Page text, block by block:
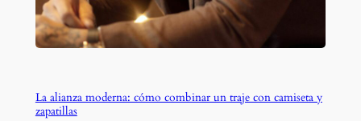
La alianza moderna: cómo combinar un traje con camiseta y
zapatillas